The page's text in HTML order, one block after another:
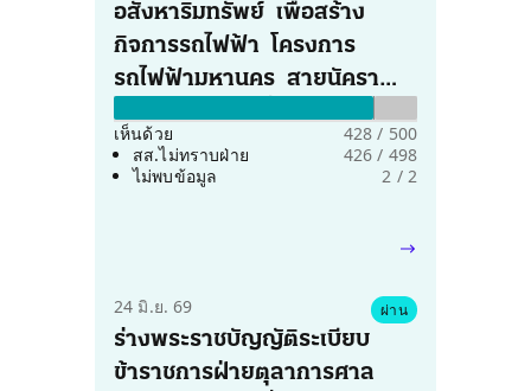
อสังหาริมทรัพย์  เพื่อสร้าง
กิจการรถไฟฟ้า  โครงการ
รถไฟฟ้ามหานคร  สายนัครา
พิพัฒน์  ในท้องที่เขต
วังทองหลาง  เขตบางกะปิ  เขต
สวนหลวง  เขตประเวศ  เขต
สมุทรปราการ  พ.ศ.  ....  ซึ่ง
คณะกรรมาธิการวิสามัญ
พิจารณาเสร็จแล้ว วาระที่  ๓
เห็นด้วย
428 / 500
สส.ไม่ทราบฝ่าย
426 / 498
ไม่พบข้อมูล
2 / 2
24 มิ.ย. 69 ผ่าน
ร่างพระราชบัญญัติระเบียบ
ข้าราชการฝ่ายตุลาการศาล